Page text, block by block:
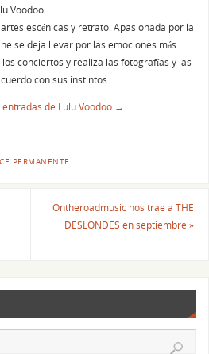
Voodoo
escénicas y retrato. Apasionada por la
se deja llevar por las emociones más
conciertos y realiza las fotografías y las
con sus instintos.
de Lulu Voodoo →
PERMANENTE.
Ontheroadmusic nos trae a THE
DESLONDES en septiembre»